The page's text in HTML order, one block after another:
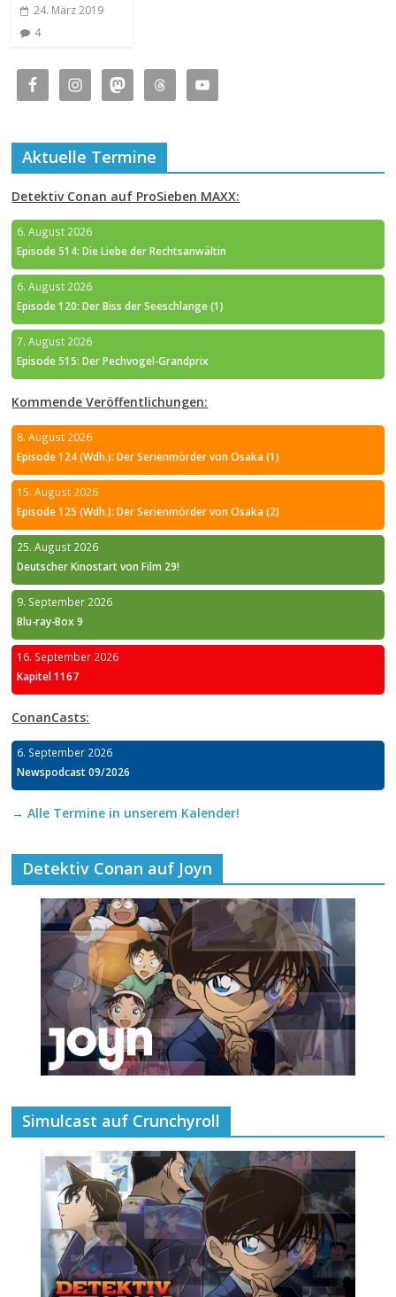
24. März 2019
4
Aktuelle Termine
Detektiv Conan auf ProSieben MAXX:
6. August 2026
Episode 514: Die Liebe der Rechtsanwältin
6. August 2026
Episode 120: Der Biss der Seeschlange (1)
7. August 2026
Episode 515: Der Pechvogel-Grandprix
Kommende Veröffentlichungen:
8. August 2026
Episode 124 (Wdh.): Der Serienmörder von Osaka (1)
15. August 2026
Episode 125 (Wdh.): Der Serienmörder von Osaka (2)
25. August 2026
Deutscher Kinostart von Film 29!
9. September 2026
Blu-ray-Box 9
16. September 2026
Kapitel 1167
ConanCasts:
6. September 2026
Newspodcast 09/2026
→ Alle Termine in unserem Kalender!
Detektiv Conan auf Joyn
Simulcast auf Crunchyroll